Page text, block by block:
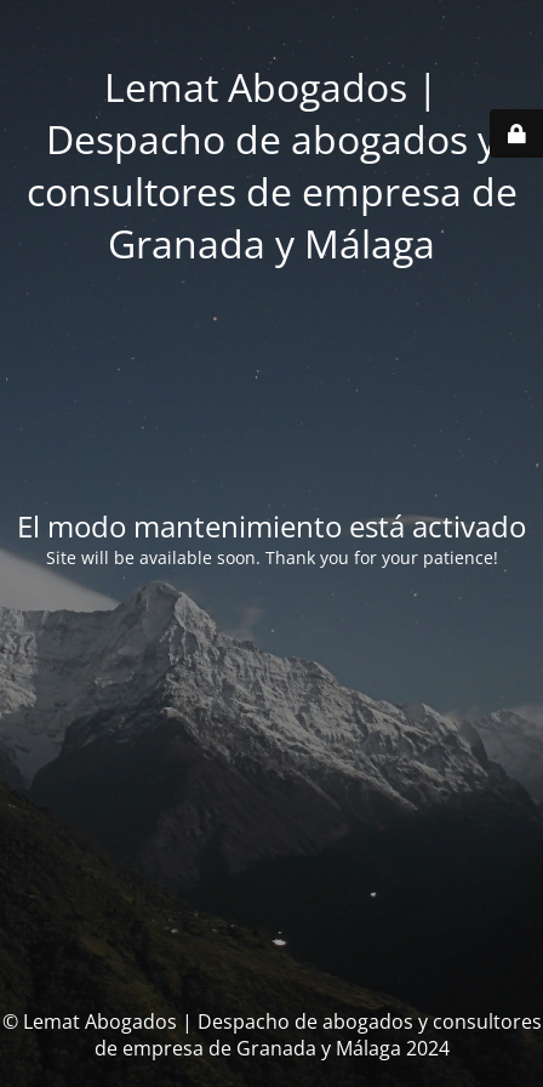
Lemat Abogados |
Despacho de abogados y
consultores de empresa de
Granada y Málaga
El modo mantenimiento está activado
Site will be available soon. Thank you for your patience!
© Lemat Abogados | Despacho de abogados y consultores
de empresa de Granada y Málaga 2024